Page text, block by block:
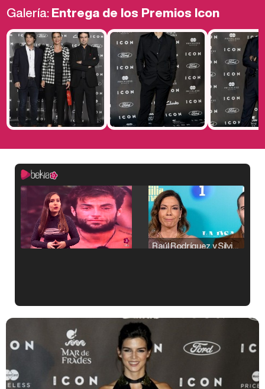
Galería:Entrega de los Premios Icon
Raúl Rodríguez y Silvia Taulés nos cuentan su papel en 'La familia de la tele'